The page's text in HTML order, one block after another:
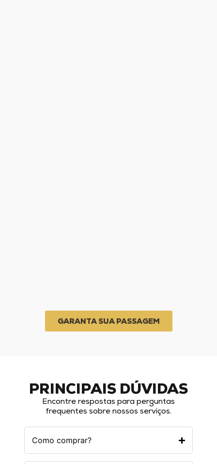
GARANTA SUA PASSAGEM
PRINCIPAIS DÚVIDAS
Encontre respostas para perguntas
frequentes sobre nossos serviços.
Como comprar?